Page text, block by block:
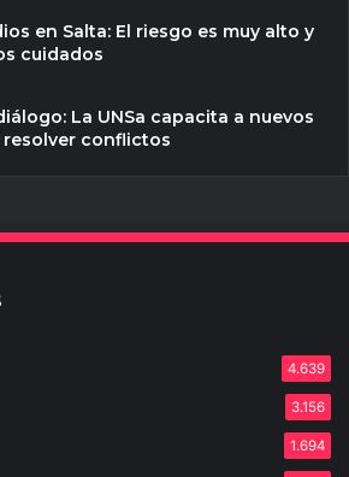
en Salta: El riesgo es muy alto y
cuidados
La UNSa capacita a nuevos
conflictos
4.639
3.156
1.694